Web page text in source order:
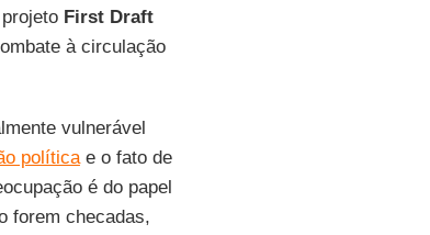
First Draft
à circulação
vulnerável
políticae o fato de
é do papel
forem checadas,